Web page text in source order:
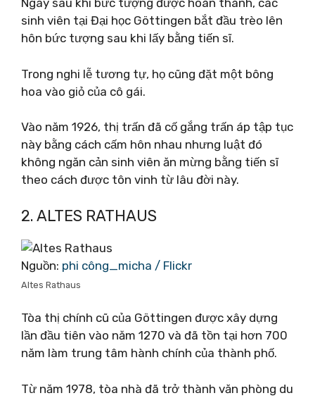
Ngay sau khi bức tượng được hoàn thành, các
sinh viên tại Đại học Göttingen bắt đầu trèo lên
hôn bức tượng sau khi lấy bằng tiến sĩ.
Trong nghi lễ tương tự, họ cũng đặt một bông
hoa vào giỏ của cô gái.
Vào năm 1926, thị trấn đã cố gắng trấn áp tập tục
này bằng cách cấm hôn nhau nhưng luật đó
không ngăn cản sinh viên ăn mừng bằng tiến sĩ
theo cách được tôn vinh từ lâu đời này.
2. ALTES RATHAUS
Nguồn: phi công_micha / Flickr
Altes Rathaus
Tòa thị chính cũ của Göttingen được xây dựng
lần đầu tiên vào năm 1270 và đã tồn tại hơn 700
năm làm trung tâm hành chính của thành phố.
Từ năm 1978, tòa nhà đã trở thành văn phòng du